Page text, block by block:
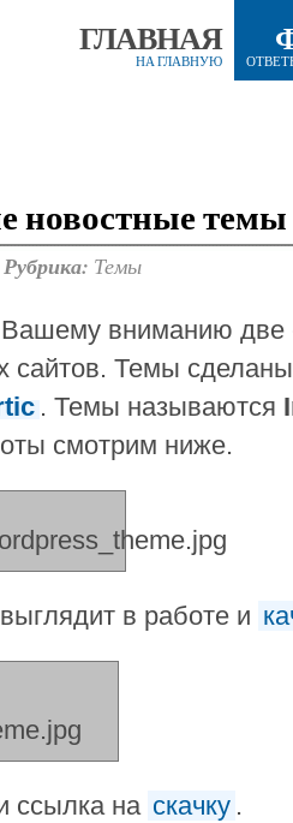
ГЛАВНАЯ
НА ГЛАВНУЮ
новостные
Рубрика: Темы
вниманию две
сайтов. Темы
. Темы называются
смотрим ниже.
в работе и
ссылка на скачку .